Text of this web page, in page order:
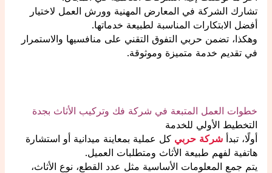
تشارك الشركة في المعارض المهنية وورش العمل لاختيار
أفضل الابتكارات المناسبة لطبيعة خدماتها.
وهكذا، تضمن حربي التفوق التقني على منافسيها والاستمرار
في تقديم خدمة متميزة وموثوقة.
خطوات العمل المتبعة في شركة فك وتركيب الأثاث بجدة
التخطيط الأولي للخدمة
أولًا، تبدأ شركة حربي كل عملية بمعاينة ميدانية أو استشارة
هاتفية لفهم طبيعة الأثاث ومتطلبات العميل.
يتم جمع المعلومات الأساسية مثل عدد القطع، نوع الأثاث،